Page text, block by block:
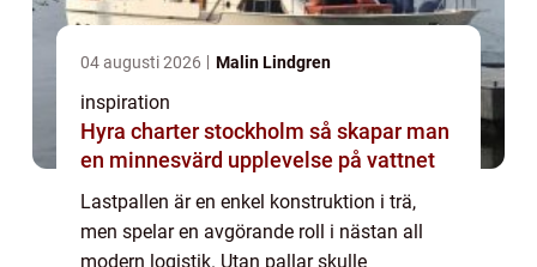
04 augusti 2026 Malin Lindgren
inspiration
Hyra charter stockholm så skapar man
en minnesvärd upplevelse på vattnet
Lastpallen är en enkel konstruktion i trä,
men spelar en avgörande roll i nästan all
modern logistik. Utan pallar skulle